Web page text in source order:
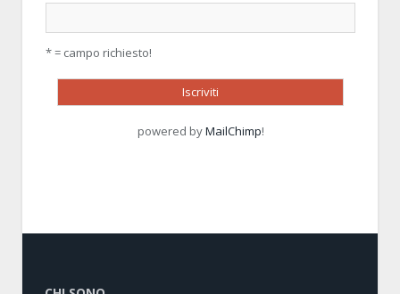
* = campo richiesto!
powered byMailChimp!